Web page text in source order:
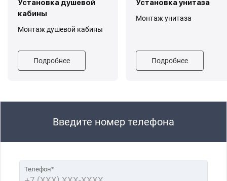
Установка душевой
кабины
Монтаж душевой кабины
Подробнее
Установка унитаза
Монтаж унитаза
Подробнее
Введите номер телефона
Телефон*